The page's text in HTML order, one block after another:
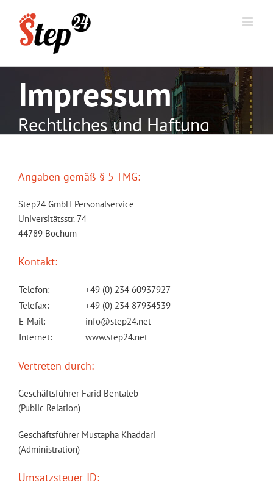
Impressum
Rechtliches und Haftung
Angaben gemäß § 5 TMG:
Step24 GmbH Personalservice
Universitätsstr. 74
44789 Bochum
Kontakt:
Telefon:
+49 (0) 234 60937927
Telefax:
+49 (0) 234 87934539
E-Mail:
info@step24.net
Internet:
www.step24.net
Vertreten durch:
Geschäftsführer Farid Bentaleb
(Public Relation)
Geschäftsführer Mustapha Khaddari
(Administration)
Umsatzsteuer-ID: